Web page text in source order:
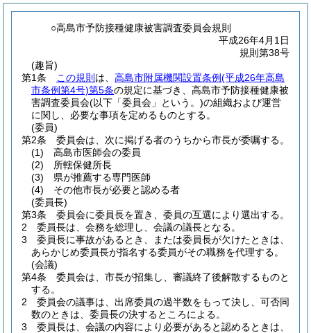
○高島市予防接種健康被害調査委員会規則
平成26年4月1日
規則第38号
(趣旨)
第1条
この規則 は、 高島市附属機関設置条例(平成26年高島
市条例第4号)第5条の規定に基づき、高島市予防接種健康被
害調査委員会(以下「委員会」という。)の組織および運営
に関し、必要な事項を定めるものとする。
(委員)
第2条
委員会は、次に掲げる者のうちから市長が委嘱する。
(1)
高島市医師会の委員
(2)
所轄保健所長
(3)
県が推薦する専門医師
(4)
その他市長が必要と認める者
(委員長)
第3条
委員会に委員長を置き、委員の互選により選出する。
2
委員長は、会務を総理し、会議の議長となる。
3
委員長に事故があるとき、または委員長が欠けたときは、
あらかじめ委員長が指名する委員がその職務を代理する。
(会議)
第4条
委員会は、市長が招集し、審議終了後解散するものと
する。
2
委員会の議事は、出席委員の過半数をもって決し、可否同
数のときは、委員長の決するところによる。
3
委員長は、会議の内容により必要があると認めるときは、